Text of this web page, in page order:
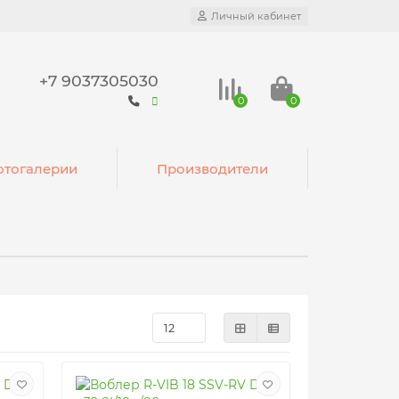
Личный кабинет
+7 9037305030
0 0
Производители